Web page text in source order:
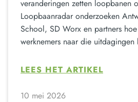
veranderingen zetten loopbanen
Loopbaanradar onderzoeken
School, SD Worx en partners
werknemers naar die uitdagingen
LEES HET ARTIKEL
10 mei 2026